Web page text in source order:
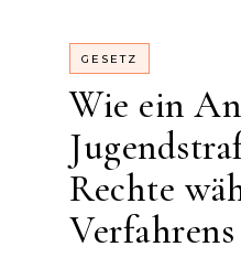
GESETZ
Wie ein
Rechte